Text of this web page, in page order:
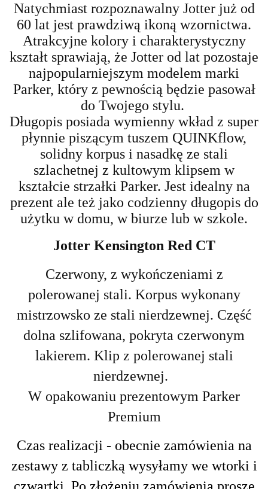
Natychmiast rozpoznawalny Jotter już od
60 lat jest prawdziwą ikoną wzornictwa.
Atrakcyjne kolory i charakterystyczny
kształt sprawiają, że Jotter od lat pozostaje
najpopularniejszym modelem marki
Parker, który z pewnością będzie pasował
do Twojego stylu.
Długopis posiada wymienny wkład z super
płynnie piszącym tuszem QUINKflow,
solidny korpus i nasadkę ze stali
szlachetnej z kultowym klipsem w
kształcie strzałki Parker. Jest idealny na
prezent ale też jako codzienny długopis do
użytku w domu, w biurze lub w szkole.
Jotter Kensington Red CT
Czerwony, z wykończeniami z
polerowanej stali. Korpus wykonany
mistrzowsko ze stali nierdzewnej. Część
dolna szlifowana, pokryta czerwonym
lakierem. Klip z polerowanej stali
nierdzewnej.
W opakowaniu prezentowym Parker
Premium
Czas realizacji - obecnie zamówienia na
zestawy z tabliczką wysyłamy we wtorki i